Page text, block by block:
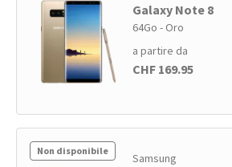
Galaxy Note 8
64Go - Oro
a partire da
CHF 169.95
Non disponibile Samsung